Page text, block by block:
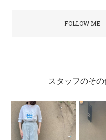
FOLLOW ME
スタッフのそ